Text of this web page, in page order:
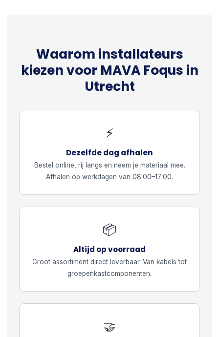
Waarom installateurs
kiezen voor MAVA Foqus in
Utrecht
⚡
Dezelfde dag afhalen
Bestel online, rij langs en neem je materiaal mee.
Afhalen op werkdagen van 08:00–17:00.
📦
Altijd op voorraad
Groot assortiment direct leverbaar. Van kabels tot
groepenkastcomponenten.
🤝